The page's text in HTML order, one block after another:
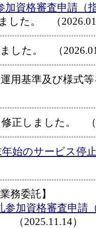
加資格審査申請（
した。 （
した。 （
用基準及び様式
正しました。 （
始のサービス停
務委託】
参加資格審査申請
（2025.11.14）